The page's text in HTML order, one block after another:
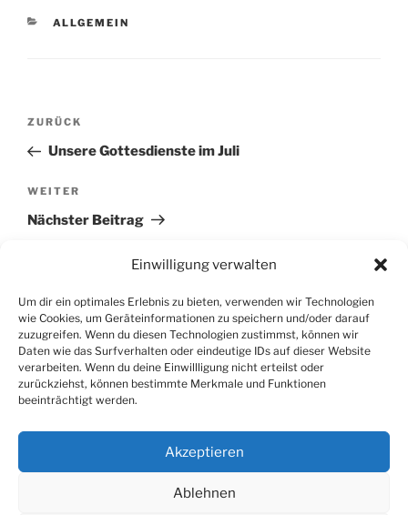
Einwilligung verwalten
Um dir ein optimales Erlebnis zu bieten, verwenden wir Technologien
wie Cookies, um Geräteinformationen zu speichern und/oder darauf
zuzugreifen. Wenn du diesen Technologien zustimmst, können wir
Daten wie das Surfverhalten oder eindeutige IDs auf dieser Website
verarbeiten. Wenn du deine Einwillligung nicht erteilst oder
zurückziehst, können bestimmte Merkmale und Funktionen
beeinträchtigt werden.
Akzeptieren
Ablehnen
KATEGORIEN
ALLGEMEIN
Beitragsnavigation
Vorheriger
Beitrag
ZURÜCK
Unsere Gottesdienste im Juli
Nächster
Beitrag
WEITER
Nächster Beitrag
SUCHEN
Suche
nach: